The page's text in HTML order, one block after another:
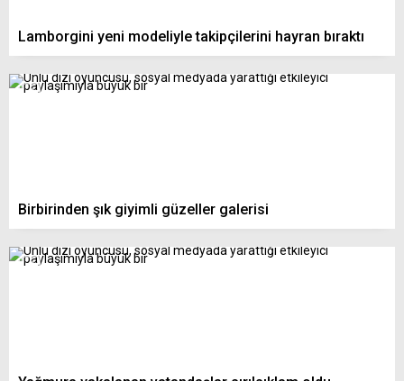
Lamborgini yeni modeliyle takipçilerini hayran bıraktı
Birbirinden şık giyimli güzeller galerisi